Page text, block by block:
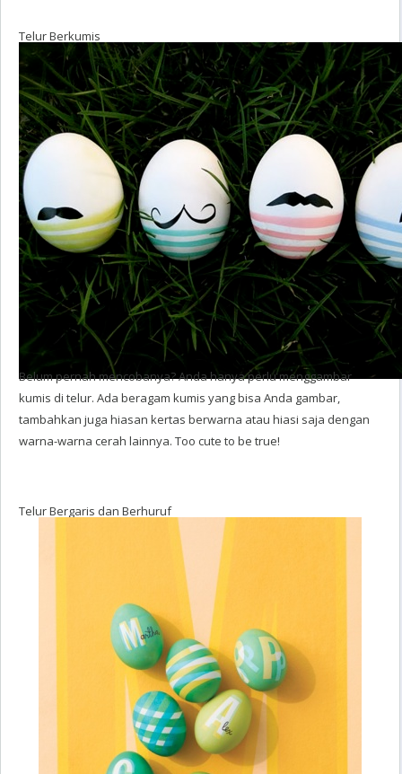
Telur Berkumis
Belum pernah mencobanya? Anda hanya perlu menggambar
kumis di telur. Ada beragam kumis yang bisa Anda gambar,
tambahkan juga hiasan kertas berwarna atau hiasi saja dengan
warna-warna cerah lainnya. Too cute to be true!
Telur Bergaris dan Berhuruf